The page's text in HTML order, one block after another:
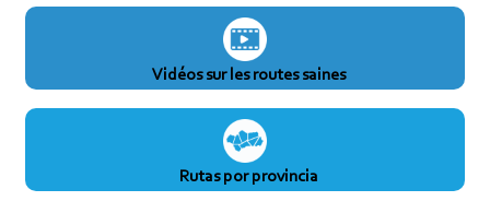
Vidéos sur les routes saines
Rutas por provincia